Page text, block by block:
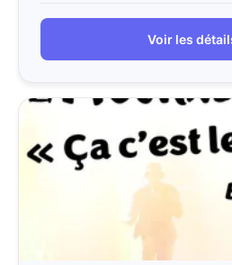
Voir les